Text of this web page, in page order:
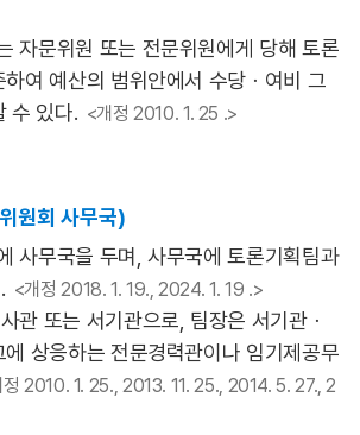
자문위원 또는 전문위원에게 당해 토론
여 예산의 범위안에서 수당ㆍ여비 그
수 있다. <개정 2010. 1. 25 .>
원회 사무국)
사무국을 두며, 사무국에 토론기획팀과
<개정 2018. 1. 19., 2024. 1. 19 .>
관 또는 서기관으로, 팀장은 서기관ㆍ
상응하는 전문경력관이나 임기제공무
2010. 1. 25., 2013. 11. 25., 2014. 5. 27., 2